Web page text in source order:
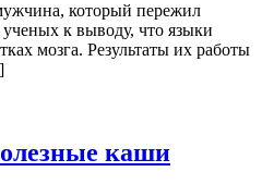
который пережил
к выводу, что языки
мозга. Результаты их работы
каши